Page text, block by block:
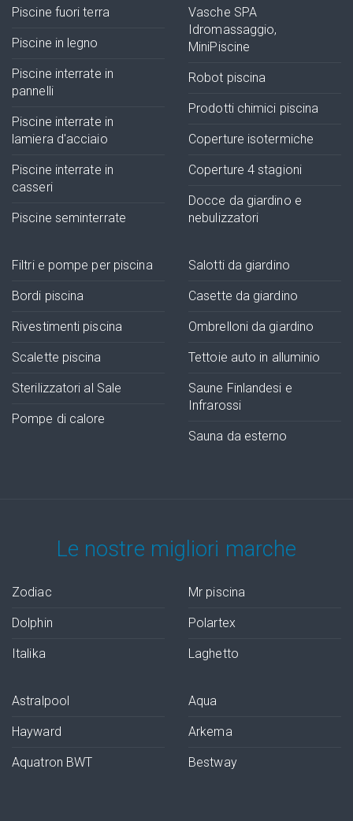
Piscine fuori terra
Piscine in legno
Piscine interrate in
pannelli
Piscine interrate in
lamiera d'acciaio
Piscine interrate in
casseri
Piscine seminterrate
Vasche SPA
Idromassaggio,
MiniPiscine
Robot piscina
Prodotti chimici piscina
Coperture isotermiche
Coperture 4 stagioni
Docce da giardino e
nebulizzatori
Filtri e pompe per piscina
Bordi piscina
Rivestimenti piscina
Scalette piscina
Sterilizzatori al Sale
Pompe di calore
Salotti da giardino
Casette da giardino
Ombrelloni da giardino
Tettoie auto in alluminio
Saune Finlandesi e
Infrarossi
Sauna da esterno
Le nostre migliori marche
Zodiac
Dolphin
Italika
Mr piscina
Polartex
Laghetto
Astralpool
Hayward
Aquatron BWT
Aqua
Arkema
Bestway